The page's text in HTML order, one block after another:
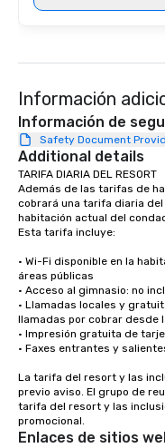
Información
Información de
Safety Document
Additional details
TARIFA DIARIA DEL RESORT
Además de las tarifas de
cobrará una tarifa diaria
habitación actual del
Esta tarifa incluye:
• Wi-Fi disponible en la
áreas públicas
• Acceso al gimnasio: no
• Llamadas locales y
llamadas por cobrar desde
• Impresión gratuita de
• Faxes entrantes y
La tarifa del resort y las
previo aviso. El grupo de
tarifa del resort y las
promocional.
Enlaces de sitios